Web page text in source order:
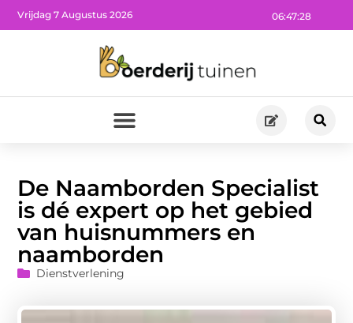
06:47:30
Vrijdag 7 Augustus 2026
De Naamborden Specialist
is dé expert op het gebied
van huisnummers en
naamborden
Dienstverlening